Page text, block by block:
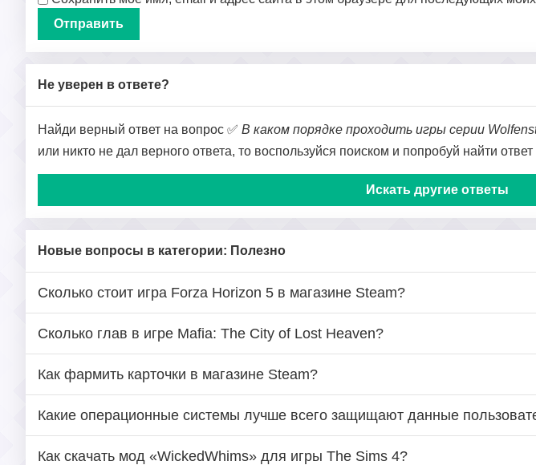
Не уверен в ответе?
Найди верный ответ на вопрос ✅ В каком порядке проходить игры серии
или никто не дал верного ответа, то воспользуйся поиском и попробуй найти
Искать другие ответы
Новые вопросы в категории: Полезно
Сколько стоит игра Forza Horizon 5 в магазине Steam?
Сколько глав в игре Mafia: The City of Lost Heaven?
Как фармить карточки в магазине Steam?
Какие операционные системы лучше всего защищают данные
Как скачать мод «WickedWhims» для игры The Sims 4?